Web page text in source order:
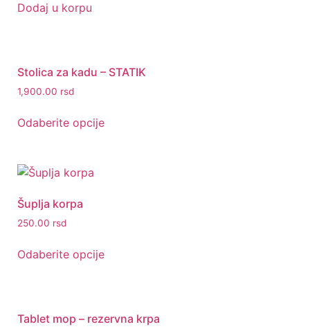
Dodaj u korpu
Stolica za kadu – STATIK
1,900.00 rsd
Odaberite opcije
Šuplja korpa
250.00 rsd
Odaberite opcije
Tablet mop – rezervna krpa